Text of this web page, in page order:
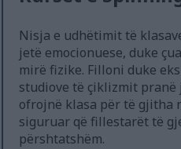
Nisja e udhëtimit të
jetë emocionuese, duke
mirë fizike. Filloni duke
studiove të çiklizmit pranë
ofrojnë klasa për të gjitha
siguruar që fillestarët të
përshtatshëm.